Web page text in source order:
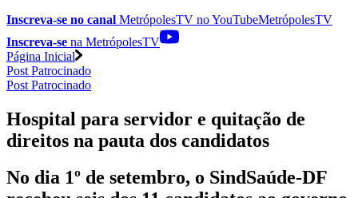
Inscreva-se no canal MetrópolesTV noYouTubeMetrópolesTV
Inscreva-se na MetrópolesTV
Página Inicial
Post Patrocinado
Post Patrocinado
Hospital para servidor e quitação de
direitos na pauta dos candidatos
No dia 1º de setembro, o SindSaúde-DF